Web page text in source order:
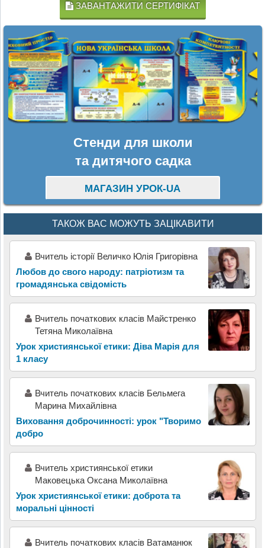
ЗАВАНТАЖИТИ СЕРТИФІКАТ
Стенди для школи
та дитячого садка
МАГАЗИН УРОК-UA
ТАКОЖ ВАС МОЖУТЬ ЗАЦІКАВИТИ
Вчитель історії Величко Юлія Григорівна
Любов до свого народу: патріотизм та
громадянська свідомість
Вчитель початкових класів Майстренко
Тетяна Миколаївна
Урок християнської етики: Діва Марія для
1 класу
Вчитель початкових класів Бельмега
Марина Михайлівна
Виховання доброчинності: урок "Творимо
добро
Вчитель християнської етики
Маковецька Оксана Миколаївна
Урок християнської етики: доброта та
моральні цінності
Вчитель початкових класів Ватаманюк